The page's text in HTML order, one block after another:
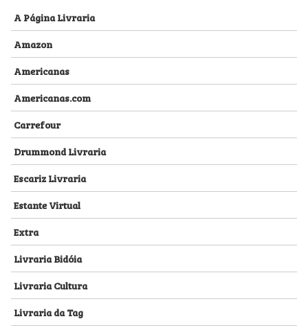
A Página Livraria
Amazon
Americanas
Americanas.com
Carrefour
Drummond Livraria
Escariz Livraria
Estante Virtual
Extra
Livraria Bidóia
Livraria Cultura
Livraria da Tag